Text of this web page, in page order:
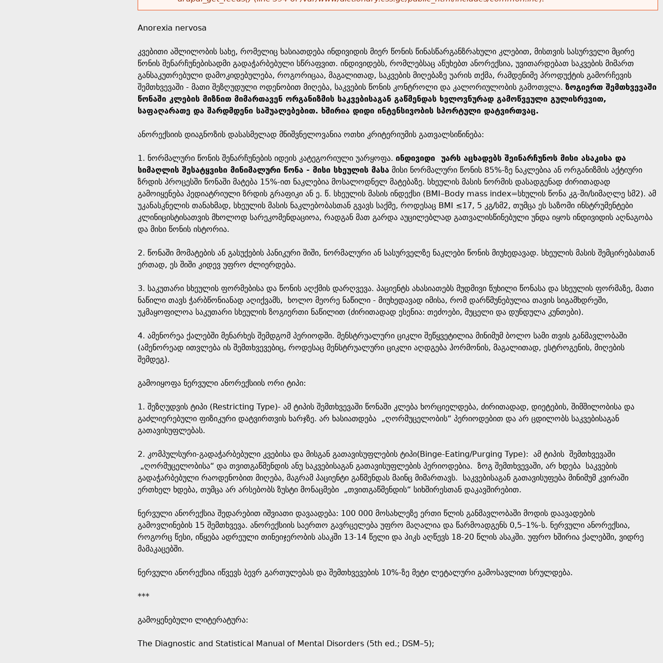
r
s
e
h
e
r
e
o
r
m
e
a
g
e
Anorexia nervosa
კვებითი აშლილობის სახე, რომელიც ხასიათდება ინდივიდის მიერ წონის წინასწარგანზრახული კლებით, მისთვის სასურველი მცირე
წონის შენარჩუნებისადმი გადაჭარბებული სწრაფვით. ინდივიდებს, რომლებსაც აწუხებთ ანორექსია, უვითარდებათ საკვების მიმართ
განსაკუთრებული დამოკიდებულება, როგორიცაა, მაგალითად, საკვების მიღებაზე უარის თქმა, რამდენიმე პროდუქტის გამორჩევის
შემთხვევაში - მათი შეზღუდული ოდენობით მიღება, საკვების წონის კონტროლი და კალორიულობის გამოთვლა. ზოგიერთ შემთხვევაში
წონაში კლების მიზნით მიმართავენ ორგანიზმის საკვებისაგან გაწმენდას ხელოვნურად გამოწვეული გულისრევით,
საფაღარათე და შარდმდენი საშუალებებით. ხშირია დიდი ინტენსივობის სპორტული დატვირთვაც.
ანორექსიის დიაგნოზის დასასმელად მნიშვნელოვანია ოთხი კრიტერიუმის გათვალსიწინება:
1. ნორმალური წონის შენარჩუნების იდეის კატეგორიული უარყოფა. ინდივიდი უარს აცხადებს შეინარჩუნოს მისი ასაკისა და
სიმაღლის შესატყვისი მინიმალური წონა - მისი სხეულის მასა მისი ნორმალური წონის 85%-ზე ნაკლებია ან ორგანიზმის აქტიური
ზრდის პროცესში წონაში მატება 15%-ით ნაკლებია მოსალოდნელ მატებაზე. სხეულის მასის ნორმის დასადგენად ძირითადად
გამოიყენება პედიატრიული ზრდის გრაფიკი ან ე. წ. სხეულის მასის ინდექსი (BMI–Body mass index=სხულის წონა კგ-ში/სიმაღლე სმ2). ამ
უკანასკნელის თანახმად, სხეულის მასის ნაკლებობასთან გვავს საქმე, როდესაც BMI ≤17, 5 კგ/სმ2, თუმცა ეს საზომი ინსტრუმენტები
კლინიცისტისათვის მხოლოდ სარეკომენდაციოა, რადგან მათ გარდა აუცილებლად გათვალისწინებული უნდა იყოს ინდივიდის აღნაგობა
და მისი წონის ისტორია.
2. წონაში მომატების ან გასუქების პანიკური შიში, ნორმალური ან სასურველზე ნაკლები წონის მიუხედავად. სხეულის მასის შემცირებასთან
ერთად, ეს შიში კიდევ უფრო ძლიერდება.
3. საკუთარი სხეულის ფორმებისა და წონის აღქმის დარღვევა. პაციენტს ახასიათებს მუდმივი წუხილი წონასა და სხეულის ფორმაზე, მათი
ნაწილი თავს ჭარბწონიანად აღიქვამს, ხოლო მეორე ნაწილი - მიუხედავად იმისა, რომ დარწმუნებულია თავის სიგამხდრეში,
უკმაყოფილოა საკუთარი სხეულის ზოგიერთი ნაწილით (ძირითადად ესენია: თეძოები, მუცელი და დუნდულა კუნთები).
4. ამენორეა ქალებში მენარხეს შემდგომ პერიოდში. მენსტრუალური ციკლი შეწყვეტილია მინიმუმ ბოლო სამი თვის განმავლობაში
(ამენორეად ითვლება ის შემთხვევებიც, როდესაც მენსტრუალური ციკლი აღდგება ჰორმონის, მაგალითად, ესტროგენის, მიღების
შემდეგ).
გამოიყოფა ნერვული ანორექსიის ორი ტიპი:
1. შეზღუდვის ტიპი (Restricting Type)- ამ ტიპის შემთხვევაში წონაში კლება ხორციელდება, ძირითადად, დიეტების, შიმშილობისა და
გაძლიერებული ფიზიკური დატვირთვის ხარჯზე. არ ხასიათდება „ღორმუცელობის“ პერიოდებით და არ ცდილობს საკვებისაგან
გათავისუფლებას.
2. კომპულსური-გადაჭარბებული კვებისა და მისგან გათავისუფლების ტიპი(Binge-Eating/Purging Type): ამ ტიპის შემთხვევაში
„ღორმუცელობისა“ და თვითგაწმენდის ანუ საკვებისაგან გათავისუფლების პერიოდებია. ზოგ შემთხვევაში, არ ხდება საკვების
გადაჭარბებული რაოდენობით მიღება, მაგრამ პაციენტი გაწმენდას მაინც მიმართავს. საკვებისაგან გათავისუფება მინიმუმ კვირაში
ერთხელ ხდება, თუმცა არ არსებობს ზუსტი მონაცმები „თვითგაწმენდის“ სიხშირესთან დაკავშირებით.
ნერვული ანორექსია შედარებით იშვიათი დავაადება: 100 000 მოსახლეზე ერთი წლის განმავლობაში მოდის დაავადების
გამოვლინების 15 შემთხვევა. ანორექსიის საერთო გავრცელება უფრო მაღალია და წარმოადგენს 0,5–1%-ს. ნერვული ანორექსია,
როგორც წესი, იწყება ადრეული თინეიჯერობის ასაკში 13-14 წელი და პიკს აღწევს 18-20 წლის ასაკში. უფრო ხშირია ქალებში, ვიდრე
მამაკაცებში.
ნერვული ანორექსია იწვევს ბევრ გართულებას და შემთხვევების 10%-ზე მეტი ლეტალური გამოსავლით სრულდება.
***
გამოყენებული ლიტერატურა:
The Diagnostic and Statistical Manual of Mental Disorders (5th ed.; DSM–5);